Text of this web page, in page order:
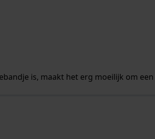
is, maakt het erg moeilijk om